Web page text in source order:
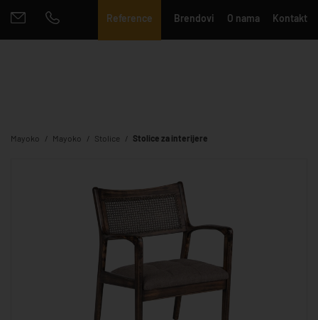
Reference Brendovi O nama Kontakt
Mayoko Mayoko Stolice Stolice za interijere